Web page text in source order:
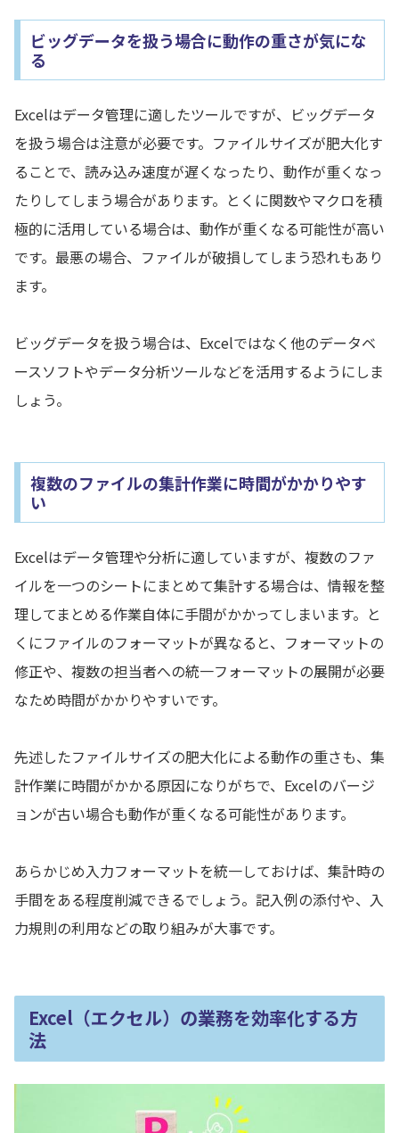
ビッグデータを扱う場合に動作の重さが気にな
る
Excelはデータ管理に適したツールですが、ビッグデータ
を扱う場合は注意が必要です。ファイルサイズが肥大化す
ることで、読み込み速度が遅くなったり、動作が重くなっ
たりしてしまう場合があります。とくに関数やマクロを積
極的に活用している場合は、動作が重くなる可能性が高い
です。最悪の場合、ファイルが破損してしまう恐れもあり
ます。
ビッグデータを扱う場合は、Excelではなく他のデータベ
ースソフトやデータ分析ツールなどを活用するようにしま
しょう。
複数のファイルの集計作業に時間がかかりやす
い
Excelはデータ管理や分析に適していますが、複数のファ
イルを一つのシートにまとめて集計する場合は、情報を整
理してまとめる作業自体に手間がかかってしまいます。と
くにファイルのフォーマットが異なると、フォーマットの
修正や、複数の担当者への統一フォーマットの展開が必要
なため時間がかかりやすいです。
先述したファイルサイズの肥大化による動作の重さも、集
計作業に時間がかかる原因になりがちで、Excelのバージ
ョンが古い場合も動作が重くなる可能性があります。
あらかじめ入力フォーマットを統一しておけば、集計時の
手間をある程度削減できるでしょう。記入例の添付や、入
力規則の利用などの取り組みが大事です。
Excel（エクセル）の業務を効率化する方
法